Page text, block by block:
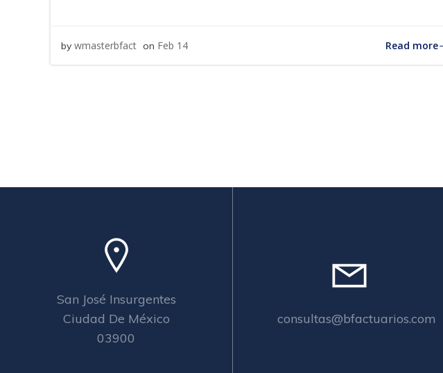
by wmasterbfact on Feb 14 Read more
San José Insurgentes
Ciudad De México
03900
consultas@bfactuarios.com